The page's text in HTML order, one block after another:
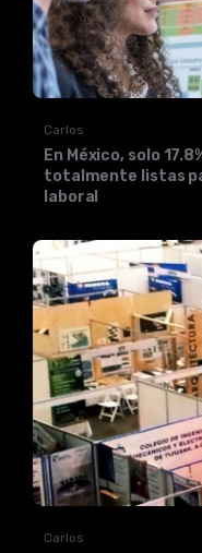
Carlos
En México, solo
totalmente listas
laboral
Carlos